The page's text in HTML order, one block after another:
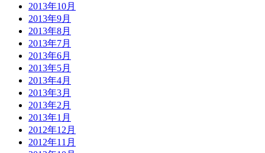
2013年10月
2013年9月
2013年8月
2013年7月
2013年6月
2013年5月
2013年4月
2013年3月
2013年2月
2013年1月
2012年12月
2012年11月